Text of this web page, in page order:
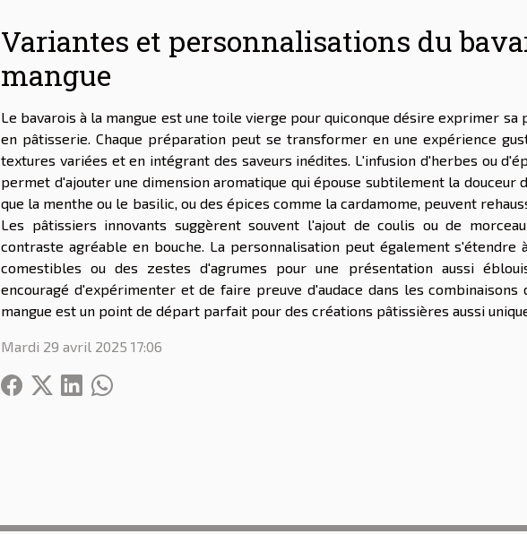
Variantes et personnalisations du
mangue
Le bavarois à la mangue est une toile vierge pour quiconque désire exprimer
en pâtisserie. Chaque préparation peut se transformer en une expérience
textures variées et en intégrant des saveurs inédites. L'infusion d'herbes ou
permet d'ajouter une dimension aromatique qui épouse subtilement la douceur
que la menthe ou le basilic, ou des épices comme la cardamome, peuvent
Les pâtissiers innovants suggèrent souvent l'ajout de coulis ou de
contraste agréable en bouche. La personnalisation peut également s'étendre
comestibles ou des zestes d'agrumes pour une présentation aussi
encouragé d'expérimenter et de faire preuve d'audace dans les combinaisons
mangue est un point de départ parfait pour des créations pâtissières aussi
Mardi 29 avril 2025 17:06